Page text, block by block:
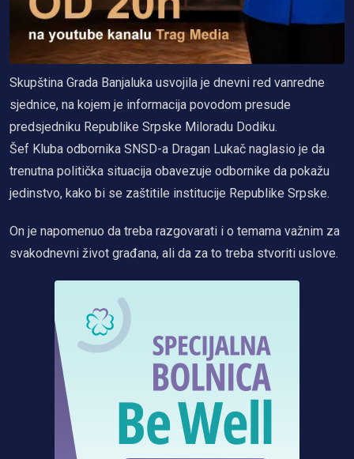
Skupština Grada Banjaluka usvojila je dnevni red vanredne
sjednice, na kojem je informacija povodom presude
predsjedniku Republike Srpske Miloradu Dodiku.
Šef Kluba odbornika SNSD-a Dragan Lukač naglasio je da
trenutna politička situacija obavezuje odbornike da pokažu
jedinstvo, kako bi se zaštitile institucije Republike Srpske.
On je napomenuo da treba razgovarati i o temama važnim za
svakodnevni život građana, ali da za to treba stvoriti uslove.